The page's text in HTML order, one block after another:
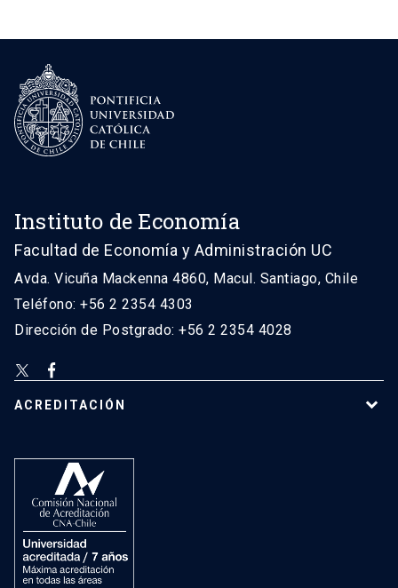
Instituto de Economía
Facultad de Economía y Administración UC
Avda. Vicuña Mackenna 4860, Macul. Santiago, Chile
Teléfono: +56 2 2354 4303
Dirección de Postgrado: +56 2 2354 4028
ACREDITACIÓN